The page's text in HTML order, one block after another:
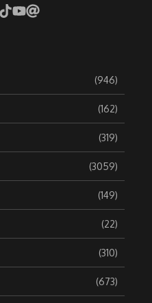
(946)
(162)
(319)
(3059)
(149)
(22)
(310)
(673)